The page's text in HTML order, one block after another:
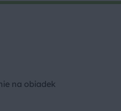
na obiadek